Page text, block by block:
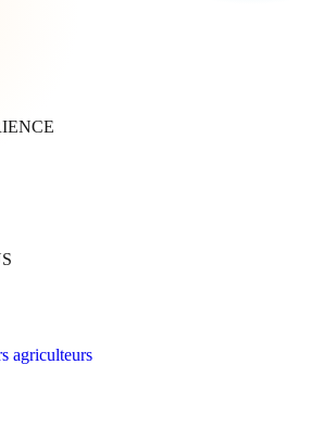
agriculteurs